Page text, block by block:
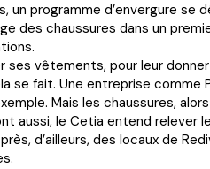
un programme d’envergure se
des chaussures dans un
ses vêtements, pour leur
se fait. Une entreprise comme
Mais les chaussures,
aussi, le Cetia entend relever
d’ailleurs, des locaux de